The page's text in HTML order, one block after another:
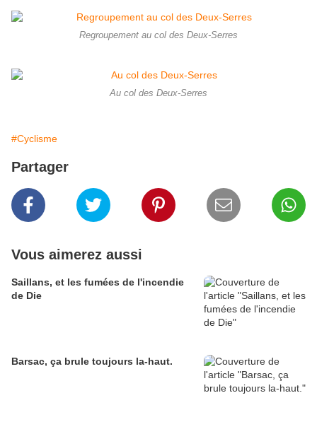
Regroupement au col des Deux-Serres
Au col des Deux-Serres
#Cyclisme
Partager
Vous aimerez aussi
Saillans, et les fumées de l'incendie
de Die
Barsac, ça brule toujours la-haut.